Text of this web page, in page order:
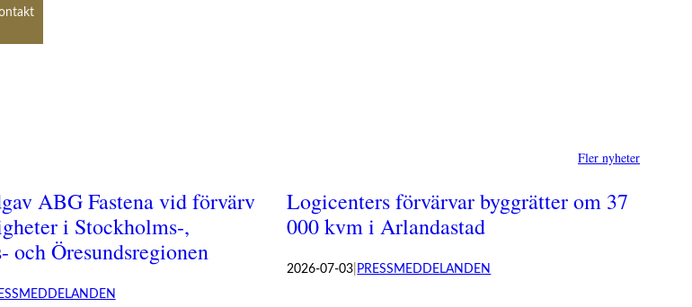
Fler nyheter
ABG Fastena vid förvärv
i Stockholms-,
och Öresundsregionen
Logicenters förvärvar byggrätter om 37
000 kvm i Arlandastad
2026-07-03 PRESSMEDDELANDEN